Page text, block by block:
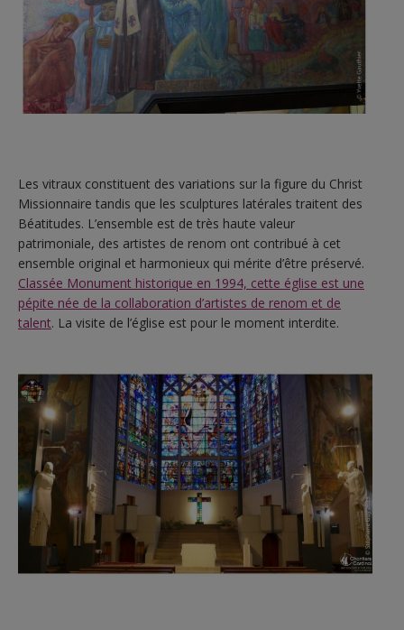
Les vitraux constituent des variations sur la figure du Christ
Missionnaire tandis que les sculptures latérales traitent des
Béatitudes. L’ensemble est de très haute valeur
patrimoniale, des artistes de renom ont contribué à cet
ensemble original et harmonieux qui mérite d’être préservé.
Classée Monument historique en 1994, cette église est une
pépite née de la collaboration d’artistes de renom et de
talent. La visite de l’église est pour le moment interdite.